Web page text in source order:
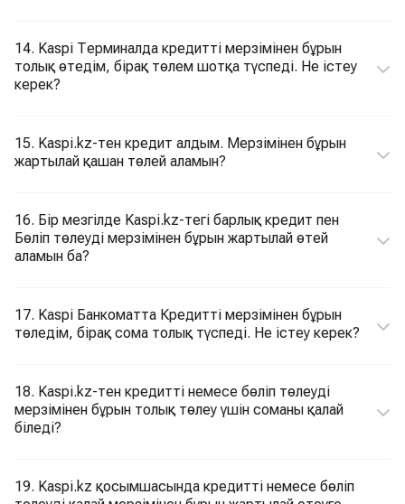
14. Kaspi Терминалда кредитті мерзімінен бұрын
толық өтедім, бірақ төлем шотқа түспеді. Не істеу
керек?
15. Kaspi.kz-тен кредит алдым. Мерзімінен бұрын
жартылай қашан төлей аламын?
16. Бір мезгілде Kaspi.kz-тегі барлық кредит пен
Бөліп төлеуді мерзімінен бұрын жартылай өтей
аламын ба?
17. Kaspi Банкоматта Кредитті мерзімінен бұрын
төледім, бірақ сома толық түспеді. Не істеу керек?
18. Kaspi.kz-тен кредитті немесе бөліп төлеуді
мерзімінен бұрын толық төлеу үшін соманы қалай
біледі?
19. Kaspi.kz қосымшасында кредитті немесе бөліп